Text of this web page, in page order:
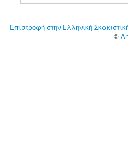
Επιστροφή στην Ελληνική
©